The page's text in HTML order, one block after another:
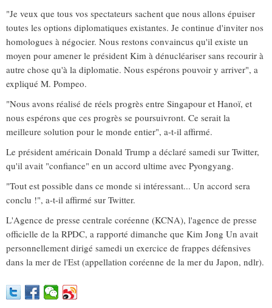
"Je veux que tous vos spectateurs sachent que nous allons épuiser
toutes les options diplomatiques existantes. Je continue d'inviter nos
homologues à négocier. Nous restons convaincus qu'il existe un
moyen pour amener le président Kim à dénucléariser sans recourir à
autre chose qu'à la diplomatie. Nous espérons pouvoir y arriver", a
expliqué M. Pompeo.
"Nous avons réalisé de réels progrès entre Singapour et Hanoï, et
nous espérons que ces progrès se poursuivront. Ce serait la
meilleure solution pour le monde entier", a-t-il affirmé.
Le président américain Donald Trump a déclaré samedi sur Twitter,
qu'il avait "confiance" en un accord ultime avec Pyongyang.
"Tout est possible dans ce monde si intéressant... Un accord sera
conclu !", a-t-il affirmé sur Twitter.
L'Agence de presse centrale coréenne (KCNA), l'agence de presse
officielle de la RPDC, a rapporté dimanche que Kim Jong Un avait
personnellement dirigé samedi un exercice de frappes défensives
dans la mer de l'Est (appellation coréenne de la mer du Japon, ndlr).